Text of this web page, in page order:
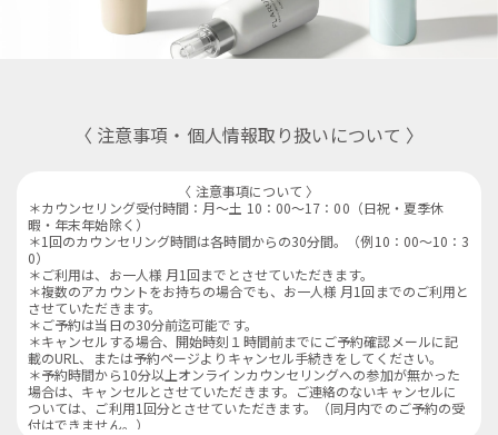
〈 注意事項・個人情報取り扱いについて 〉
〈 注意事項について 〉
＊カウンセリング受付時間：月～土 10：00～17：00（日祝・夏季休
暇・年末年始除く）
＊1回のカウンセリング時間は各時間からの30分間。（例10：00～10：3
0）
＊ご利用は、お一人様 月1回までとさせていただきます。
＊複数のアカウントをお持ちの場合でも、お一人様 月1回までのご利用と
させていただきます。
＊ご予約は当日の30分前迄可能です。
＊キャンセルする場合、開始時刻１時間前までにご予約確認メールに記
載のURL、または予約ページよりキャンセル手続きをしてください。
＊予約時間から10分以上オンラインカウンセリングへの参加が無かった
場合は、キャンセルとさせていただきます。ご連絡のないキャンセルに
ついては、ご利用1回分とさせていただきます。（同月内でのご予約の受
付はできません。）